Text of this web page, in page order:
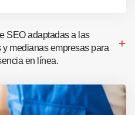
SEO adaptadas a las
medianas empresas para
en línea.